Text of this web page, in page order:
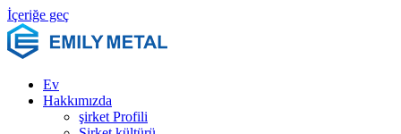
İçeriğe geç
Ev
Hakkımızda
şirket Profili